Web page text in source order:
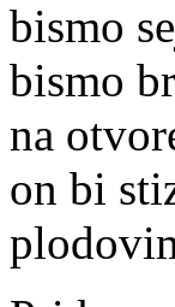
bismo
bismo
na
on bi